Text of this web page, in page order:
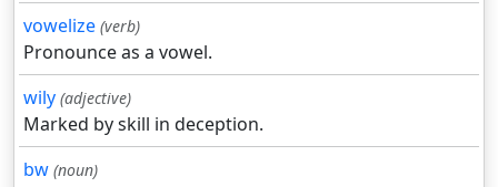
vowelize (verb)
Pronounce as a vowel.
wily (adjective)
Marked by skill in deception.
bw (noun)